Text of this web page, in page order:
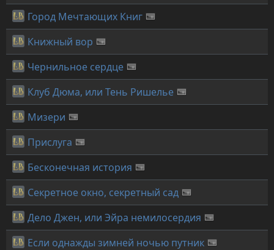
Город Мечтающих Книг
Книжный вор
Чернильное сердце
Клуб Дюма, или Тень Ришелье
Мизери
Прислуга
Бесконечная история
Секретное окно, секретный сад
Дело Джен, или Эйра немилосердия
Если однажды зимней ночью путник